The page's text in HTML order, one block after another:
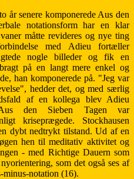
senere komponerede Aus den
notationsform har en klar
måtte revideres og nye ting
med Adieu fortæller
nogle billeder og fik en
på en langt mere enkel og
han komponerede på. "Jeg var
hedder det, og med særlig
af en kollega blev Adieu
den Sieben Tagen var
kriseprægede. Stockhausen
dybt nedtrykt tilstand. Ud af en
hen til meditativ aktivitet og
- med Richtige Dauern som
som det også ses af
notation (16).